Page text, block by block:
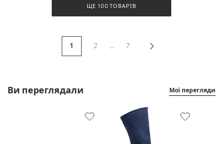
ЩЕ 100 ТОВАРІВ
1 2 ... 7
Ви переглядали Мої перегляди